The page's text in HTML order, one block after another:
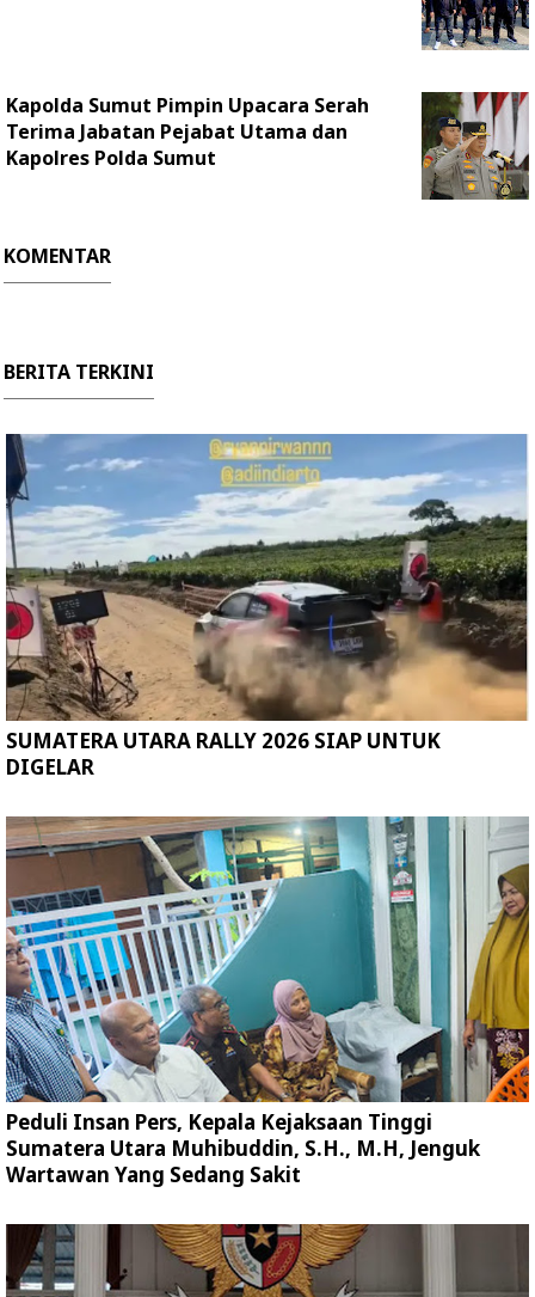
Kapolda Sumut Pimpin Upacara Serah
Terima Jabatan Pejabat Utama dan
Kapolres Polda Sumut
KOMENTAR
BERITA TERKINI
SUMATERA UTARA RALLY 2026 SIAP UNTUK
DIGELAR
Peduli Insan Pers, Kepala Kejaksaan Tinggi
Sumatera Utara Muhibuddin, S.H., M.H, Jenguk
Wartawan Yang Sedang Sakit